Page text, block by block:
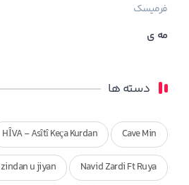
فرمیسک
مه ی
دسته ها
Cave Min
HÎVA - Asîtî Keça Kurdan
Navid Zardi Ft Ruya zindan u jiyan دانلود اهنگ